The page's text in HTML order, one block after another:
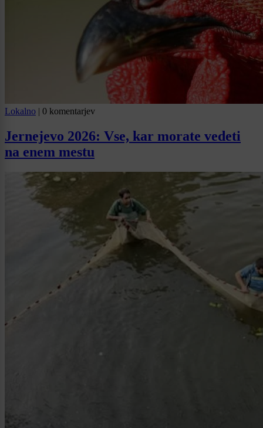
Lokalno | 0 komentarjev
Jernejevo 2026: Vse, kar morate vedeti
na enem mestu